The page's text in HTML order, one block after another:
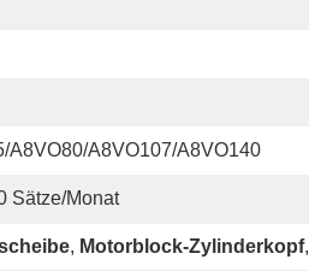
A8VO80/A8VO107/A8VO140
Sätze/Monat
, Motorblock-Zylinderkopf,